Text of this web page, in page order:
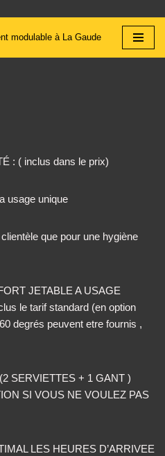
modulable à La Gaude
: ( inclus dans le prix)
usage unique
que pour une hygiène
JETABLE A USAGE
le tarif standard (en option
degrés peuvent etre fournis ,
SERVIETTES + 1 GANT )
SI VOUS NE VOULEZ PAS
LES HEURES D’ARRIVEE